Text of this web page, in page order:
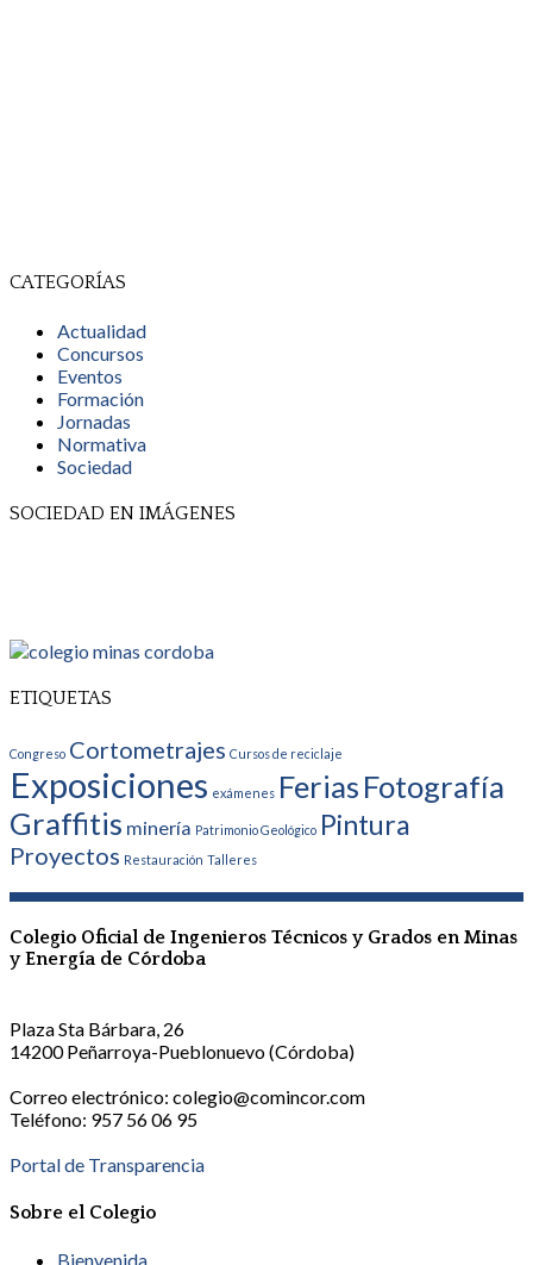
CATEGORÍAS
Actualidad
Concursos
Eventos
Formación
Jornadas
Normativa
Sociedad
SOCIEDAD EN IMÁGENES
ETIQUETAS
Congreso Cortometrajes Cursos de reciclaje
Exposiciones exámenes Ferias Fotografía
Graffitis minería Patrimonio Geológico Pintura
Proyectos Restauración Talleres
Colegio Oficial de Ingenieros Técnicos y Grados en Minas
y Energía de Córdoba
Plaza Sta Bárbara, 26
14200 Peñarroya-Pueblonuevo (Córdoba)
Correo electrónico: colegio@comincor.com
Teléfono: 957 56 06 95
Portal de Transparencia
Sobre el Colegio
Bienvenida